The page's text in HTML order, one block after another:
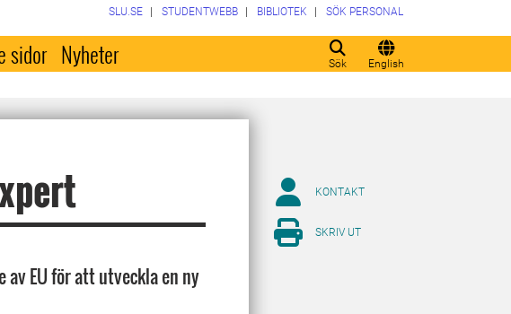
Sök English
SLU.SE STUDENTWEBB BIBLIOTEK SÖK PERSONAL
sidor Nyheter
EU för att utveckla en ny
KONTAKT
SKRIV UT